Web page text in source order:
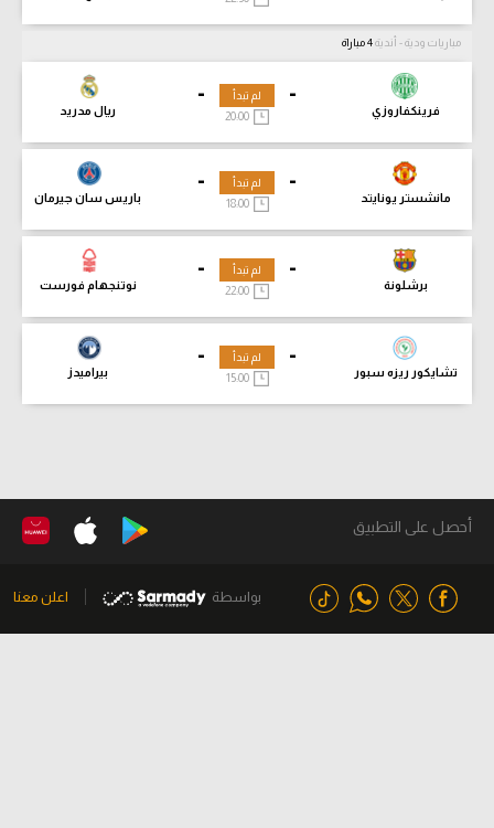
مباريات ودية - أندية
-
فرينكفاروزي
-
ريال مدريد
لم تبدأ
-
مانشستر يونايتد
-
باريس سان جيرمان
لم تبدأ
18:00
-
برشلونة
-
نوتنجهام فورست
لم تبدأ
-
تشايكور ريزه سبور
-
بيراميدز
لم تبدأ
15:00
أحصل على التطبيق
بواسطة اعلن معنا